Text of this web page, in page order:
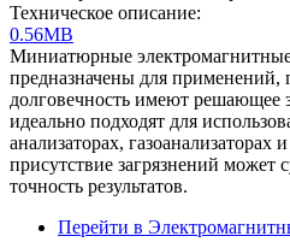
Техническое описание:
0.56MB
Миниатюрные
предназначены для применений,
долговечность имеют решающее
идеально подходят для
анализаторах, газоанализаторах
присутствие загрязнений может
точность результатов.
Перейти в